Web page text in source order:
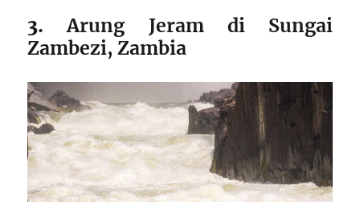
3.Arung Jeram di Sungai
Zambezi, Zambia